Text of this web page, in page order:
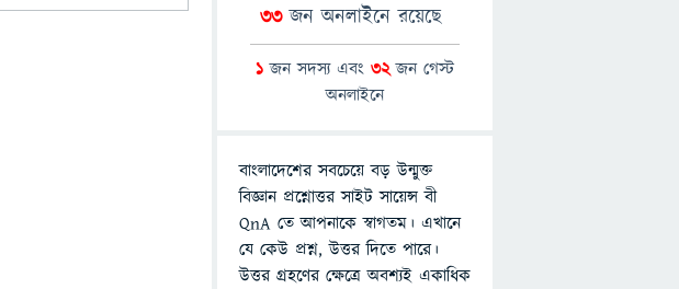
33জন অনলাইনে রয়েছে
1 জন সদস্য এবং 32জন গেস্ট
অনলাইনে
বাংলাদেশের সবচেয়ে বড় উন্মুক্ত
বিজ্ঞান প্রশ্নোত্তর সাইট সায়েন্স বী
QnA তে আপনাকে স্বাগতম। এখানে
যে কেউ প্রশ্ন, উত্তর দিতে পারে।
উত্তর গ্রহণের ক্ষেত্রে অবশ্যই একাধিক